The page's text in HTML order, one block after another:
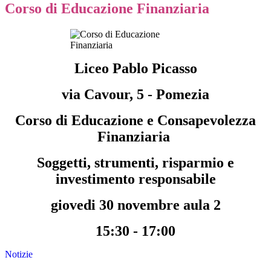
Corso di Educazione Finanziaria
Liceo Pablo Picasso
via Cavour, 5 - Pomezia
Corso di Educazione e Consapevolezza
Finanziaria
Soggetti, strumenti, risparmio e
investimento responsabile
giovedi 30 novembre aula 2
15:30 - 17:00
Notizie